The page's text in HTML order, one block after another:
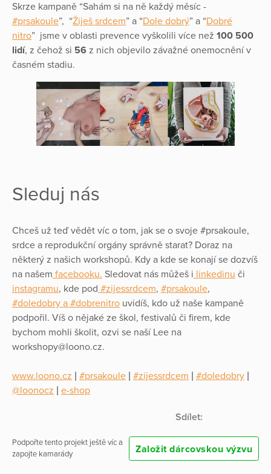
Skrze kampaně “Sahám si na ně každý měsíc -
#prsakoule”, “Žiješ srdcem” a “Dole dobrý” a “Dobré
nitro” jsme v oblasti prevence vyškolili více než 100 500
lidí, z čehož si 56 z nich objevilo závažné onemocnění v
časném stadiu.
Sleduj nás
Chceš už teď vědět víc o tom, jak se o svoje #prsakoule,
srdce a reprodukční orgány správně starat? Doraz na
některý z našich workshopů. Kdy a kde se konají se dozvíš
na našem facebooku. Sledovat nás můžeš i linkedinu či
instagramu, kde pod #zijessrdcem, #prsakoule,
#doledobry a #dobrenitro uvidíš, kdo už naše kampaně
podpořil. Víš o nějaké ze škol, festivalů či firem, kde
bychom mohli školit, ozvi se naší Lee na
workshopy@loono.cz.
www.loono.cz | #prsakoule | #zijessrdcem | #doledobry |
@loonocz | e-shop
Sdílet:
Podpořte tento projekt ještě víc a
zapojte kamarády
Založit dárcovskou výzvu